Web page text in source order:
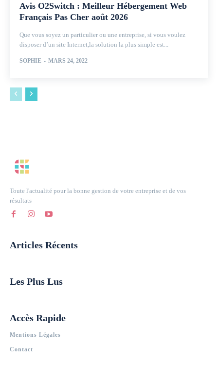
Avis O2Switch : Meilleur Hébergement Web
Français Pas Cher août 2026
Que vous soyez un particulier ou une entreprise, si vous voulez
disposer d’un site Internet,la solution la plus simple est...
SOPHIE - MARS 24, 2022
Toute l'actualité pour la bonne gestion de votre entreprise et de vos
résultats
Articles Récents
Les Plus Lus
Accès Rapide
Mentions Légales
Contact